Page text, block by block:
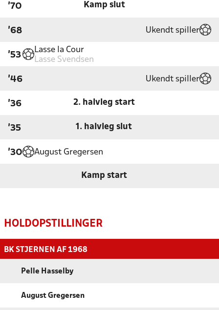
'70 Kamp slut
'68 Ukendt spiller
'53
Lasse la Cour
Lasse Svendsen
'46 Ukendt spiller
'36 2. halvleg start
'35 1. halvleg slut
'30 August Gregersen
Kamp start
HOLDOPSTILLINGER
BK STJERNEN AF 1968
Pelle Hasselby
August Gregersen